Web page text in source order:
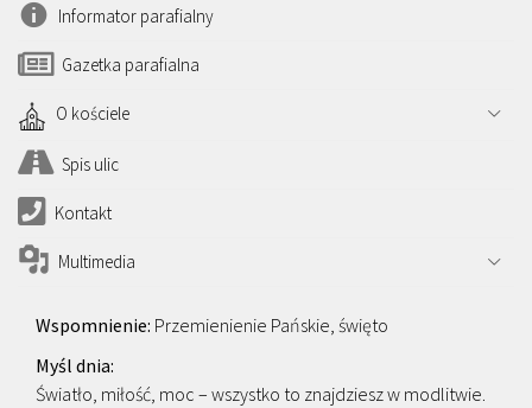
Informator parafialny
Gazetka parafialna
O kościele
Spis ulic
Kontakt
Multimedia
Przemienienie Pańskie, święto
Światło, miłość, moc – wszystko to znajdziesz w modlitwie.